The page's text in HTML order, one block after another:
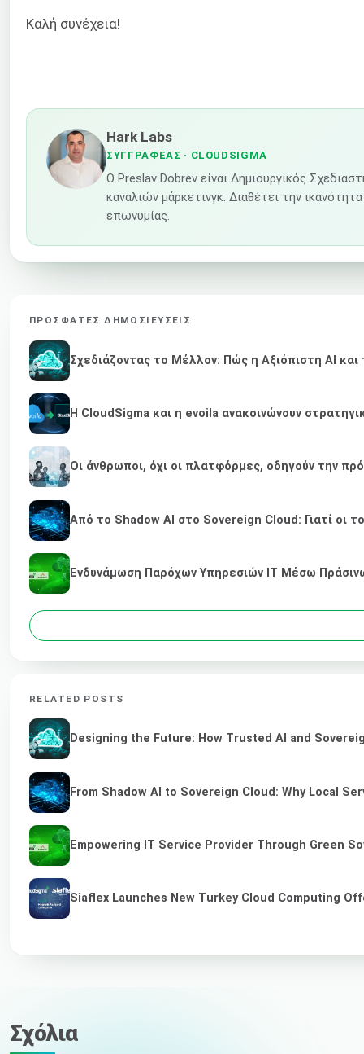
Καλή συνέχεια!
Hark Labs
ΣΥΓΓΡΑΦΈΑΣ · CLOUDSIGMA
Ο Preslav Dobrev είναι Δημιουργικός
καναλιών μάρκετινγκ. Διαθέτει την
επωνυμίας.
ΠΡΌΣΦΑΤΕΣ ΔΗΜΟΣΙΕΎΣΕΙΣ
Σχεδιάζοντας το Μέλλον: Πώς η Αξιόπιστη AI
Η CloudSigma και η evoila ανακοινώνουν
Οι άνθρωποι, όχι οι πλατφόρμες, οδηγούν την
Από το Shadow AI στο Sovereign Cloud: Γιατί οι
Ενδυνάμωση Παρόχων Υπηρεσιών IT Μέσω
RELATED POSTS
Designing the Future: How Trusted AI and
From Shadow AI to Sovereign Cloud: Why Local
Empowering IT Service Provider Through Green
Siaflex Launches New Turkey Cloud Computing
Σχόλια